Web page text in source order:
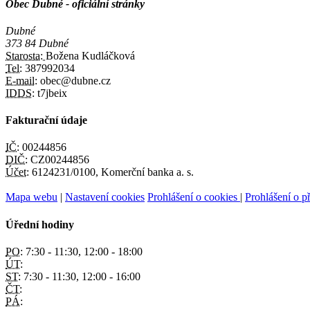
Obec Dubné - oficiální stránky
Dubné
373 84 Dubné
Starosta: Božena Kudláčková
Tel: 387992034
E-mail: obec@dubne.cz
IDDS: t7jbeix
Fakturační údaje
IČ: 00244856
DIČ: CZ00244856
Účet: 6124231/0100, Komerční banka a. s.
Mapa webu Nastavení cookies Prohlášení o cookies Prohlášení o
Úřední hodiny
PO: 7:30 - 11:30, 12:00 - 18:00
ÚT:
ST: 7:30 - 11:30, 12:00 - 16:00
ČT:
PÁ: